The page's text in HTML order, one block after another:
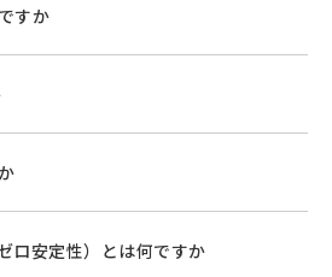
すか
ロ安定性）とは何ですか